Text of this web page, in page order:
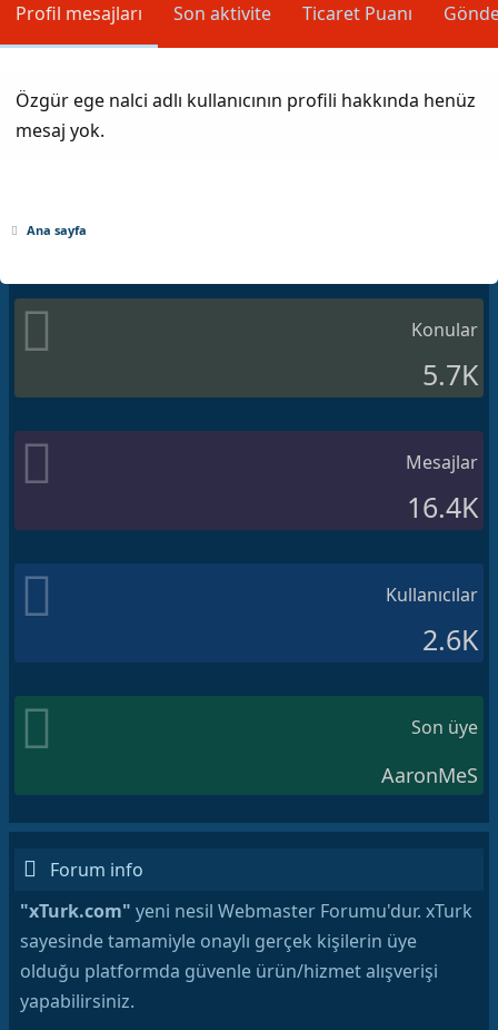
Profil mesajları Son aktivite Ticaret Puanı
Özgür ege nalci adlı kullanıcının profili hakkında henüz
mesaj yok.
Ana sayfa
Konular
5.7K
Mesajlar
16.4K
Kullanıcılar
2.6K
Son üye
AaronMeS
Forum info
"xTurk.com" yeni nesil Webmaster Forumu'dur. xTurk
sayesinde tamamiyle onaylı gerçek kişilerin üye
olduğu platformda güvenle ürün/hizmet alışverişi
yapabilirsiniz.